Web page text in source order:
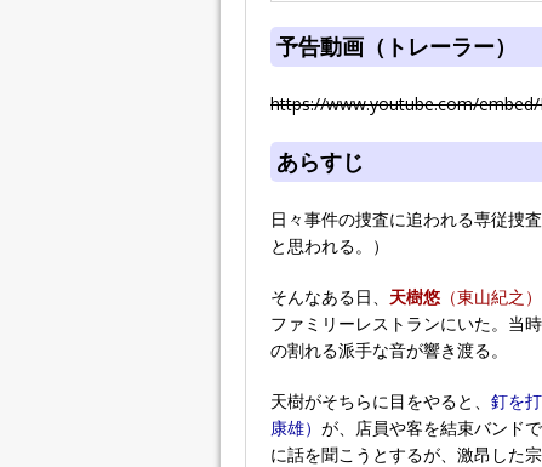
予告動画（トレーラー）
https://www.youtube.com/
あらすじ
日々事件の捜査に追われる専従捜
と思われる。）
そんなある日、 天樹悠 （東山紀之）
ファミリーレストランにいた。当
の割れる派手な音が響き渡る。
天樹がそちらに目をやると、 釘を
康雄） が、店員や客を結束バンド
に話を聞こうとするが、激昂した